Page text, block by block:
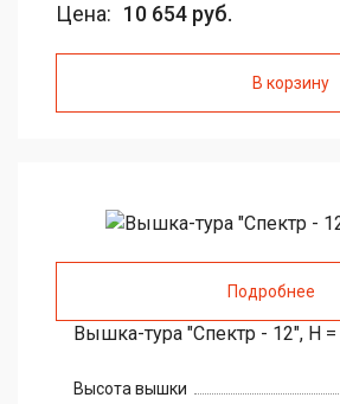
Цена: 10 654 руб.
В корзину
Подробнее
Вышка-тура "Спектр - 12", H
Высота вышки